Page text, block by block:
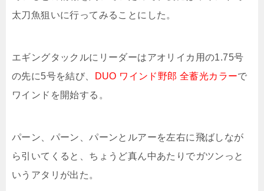
太刀魚狙いに行ってみることにした。
エギングタックルにリーダーはアオリイカ用の1.75号
の先に5号を結び、
DUO ワインド野郎 全蓄光カラーで
ワインドを開始する。
パーン、パーン、パーンとルアーを左右に飛ばしなが
ら引いてくると、ちょうど真ん中あたりでガツンっと
いうアタリが出た。